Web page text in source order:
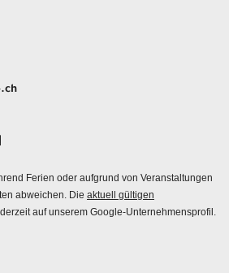
Ferien oder aufgrund von Veranstaltungen
abweichen. Die aktuell gültigen
auf unserem Google-Unternehmensprofil.